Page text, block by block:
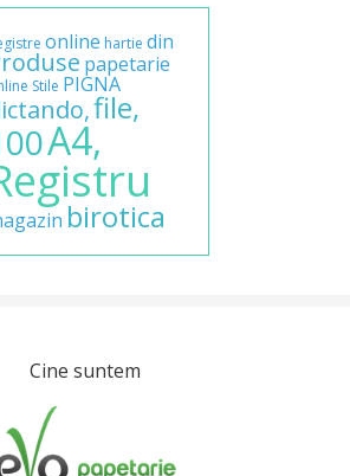
online hartie din
papetarie
Stile PIGNA
file,
A4,
birotica
Cine suntem